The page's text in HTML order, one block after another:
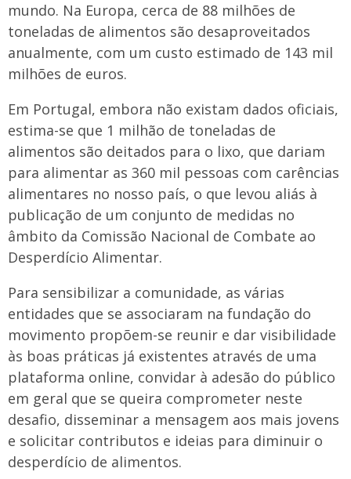
mundo. Na Europa, cerca de 88 milhões de
toneladas de alimentos são desaproveitados
anualmente, com um custo estimado de 143 mil
milhões de euros.
Em Portugal, embora não existam dados oficiais,
estima-se que 1 milhão de toneladas de
alimentos são deitados para o lixo, que dariam
para alimentar as 360 mil pessoas com carências
alimentares no nosso país, o que levou aliás à
publicação de um conjunto de medidas no
âmbito da Comissão Nacional de Combate ao
Desperdício Alimentar.
Para sensibilizar a comunidade, as várias
entidades que se associaram na fundação do
movimento propõem-se reunir e dar visibilidade
às boas práticas já existentes através de uma
plataforma online, convidar à adesão do público
em geral que se queira comprometer neste
desafio, disseminar a mensagem aos mais jovens
e solicitar contributos e ideias para diminuir o
desperdício de alimentos.